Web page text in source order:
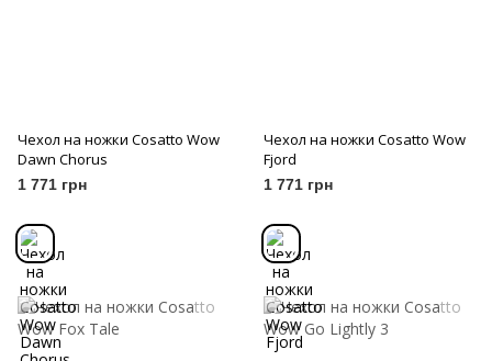
Чехол на ножки Cosatto Wow
Dawn Chorus
1 771 грн
Чехол на ножки Cosatto Wow
Fjord
1 771 грн